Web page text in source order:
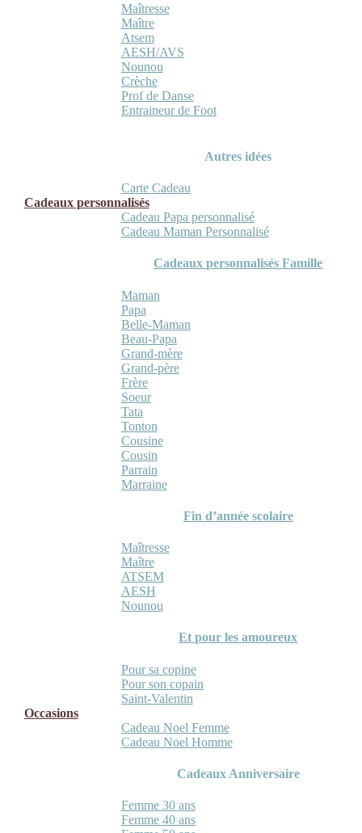
Maîtresse
Maître
Atsem
AESH/AVS
Nounou
Crèche
Prof de Danse
Entraineur de Foot
Autres idées
Carte Cadeau
Cadeaux personnalisés
Cadeau Papa personnalisé
Cadeau Maman Personnalisé
Cadeaux personnalisés Famille
Maman
Papa
Belle-Maman
Beau-Papa
Grand-mère
Grand-père
Frère
Soeur
Tata
Tonton
Cousine
Cousin
Parrain
Marraine
Fin d’année scolaire
Maîtresse
Maître
ATSEM
AESH
Nounou
Et pour les amoureux
Pour sa copine
Pour son copain
Saint-Valentin
Occasions
Cadeau Noel Femme
Cadeau Noel Homme
Cadeaux Anniversaire
Femme 30 ans
Femme 40 ans